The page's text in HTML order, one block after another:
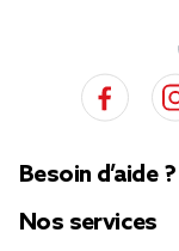
Besoin d’aide ?
Nos services